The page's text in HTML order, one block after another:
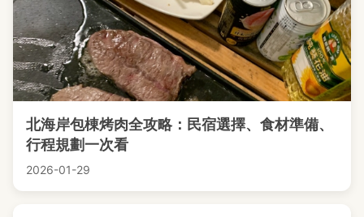
北海岸包棟烤肉全攻略：民宿選擇、食材準備、
行程規劃一次看
2026-01-29